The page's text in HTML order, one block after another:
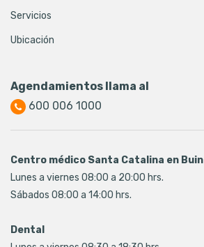
Servicios
Ubicación
Agendamientos llama al
600 006 1000
Centro médico Santa Catalina en Buin
Lunes a viernes 08:00 a 20:00 hrs.
Sábados 08:00 a 14:00 hrs.
Dental